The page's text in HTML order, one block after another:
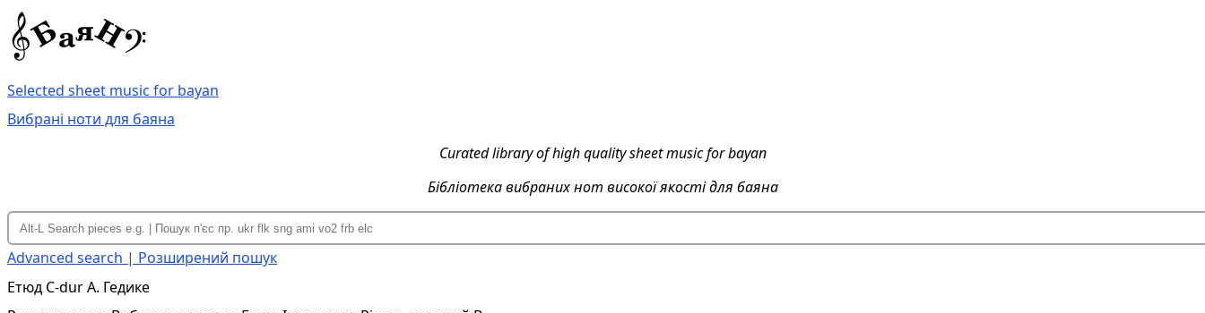
Selected sheet music for bayan
Вибрані ноти для баяна
Curated library of high quality sheet music for bayan
Бібліотека вибраних нот високої якості для баяна
Advanced search | Розширений пошук
Етюд C-dur А. Гедике